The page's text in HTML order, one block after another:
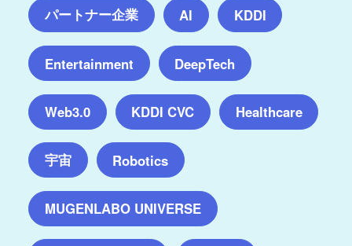
パートナー企業 AI KDDI
Entertainment DeepTech
Web3.0 KDDI CVC Healthcare
宇宙 Robotics
MUGENLABO UNIVERSE